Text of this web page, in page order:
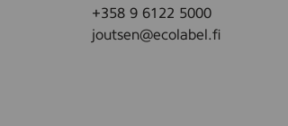
+358 9 6122 5000
joutsen@ecolabel.fi